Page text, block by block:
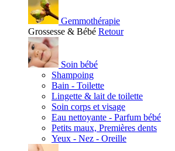
Gemmothérapie
Grossesse & Bébé Retour
Soin bébé
Shampoing
Bain - Toilette
Lingette & lait de toilette
Soin corps et visage
Eau nettoyante - Parfum bébé
Petits maux, Premières dents
Yeux - Nez - Oreille